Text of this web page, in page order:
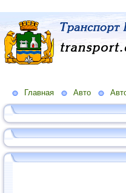
Главная Авто